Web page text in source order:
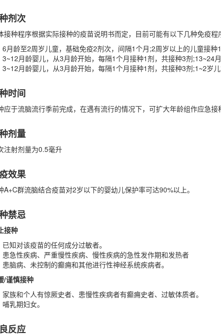
剂次
接种程序根据实际接种的疫苗说明书而定，目前可能有以下几种免疫程
6月龄至2周岁儿童，基础免疫2剂次，间隔1个月;2周岁以上的儿童接种
3~12月龄婴儿，从3月龄开始，每隔1个月接种1剂，共接种3剂
3~12月龄婴儿，从3月龄开始，每隔1个月接种1剂，共接种3剂;1~2岁
时间
应于流脑流行季前完成，在遇有流行的情况下，可扩大年龄组作应急接
剂量
注射剂量为0.5毫升
效果
A+C群流脑结合疫苗对2岁以下的婴幼儿保护率可达90%以上。
禁忌
接种
已知对该疫苗的任何成分过敏者。
患急性疾病、严重慢性疾病、慢性疾病的急性发作期和发热者
患脑病、未控制的癫痈和其他进行性神经系统疾病者。
/谨慎接种
家族和个人有惊厥史者、患慢性疾病者有癫痈史者、过敏体质者。
哺乳期妇女。
反应